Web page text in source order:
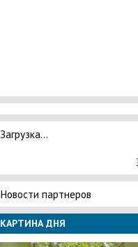
Загрузка...
Новости партнеров
КАРТИНА ДНЯ